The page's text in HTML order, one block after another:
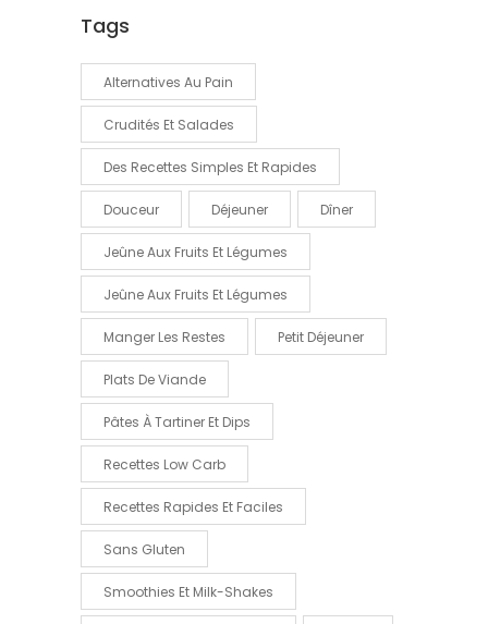
Tags
Alternatives Au Pain
Crudités Et Salades
Des Recettes Simples Et Rapides
Douceur Déjeuner Dîner
Jeûne Aux Fruits Et Légumes
Jeûne Aux Fruits Et Légumes
Manger Les Restes Petit Déjeuner
Plats De Viande
Pâtes À Tartiner Et Dips
Recettes Low Carb
Recettes Rapides Et Faciles
Sans Gluten
Smoothies Et Milk-Shakes